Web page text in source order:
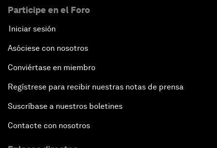
Participe en el Foro
Iniciar sesión
Asóciese con nosotros
Conviértase en miembro
Regístrese para recibir nuestras notas de prensa
Suscríbase a nuestros boletines
Contacte con nosotros